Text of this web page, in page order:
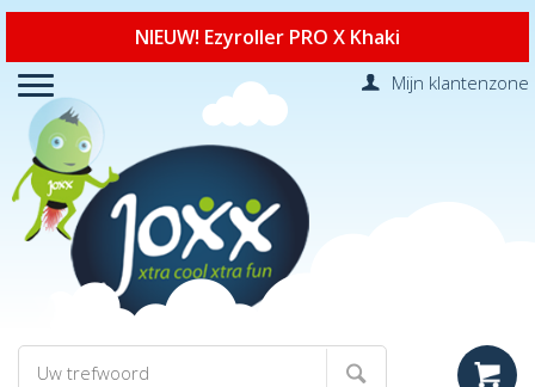
NIEUW! Ezyroller PRO X Khaki
Mijn klantenzone